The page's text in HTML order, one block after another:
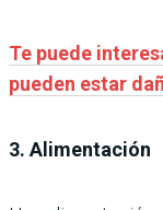
Te puede
pueden estar
3. Alimentación